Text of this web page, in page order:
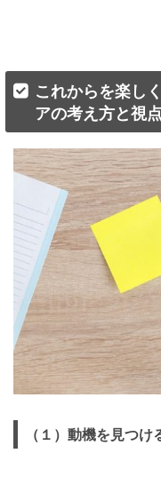
これからを楽し
アの考え方と視点
（１）動機を見つけ